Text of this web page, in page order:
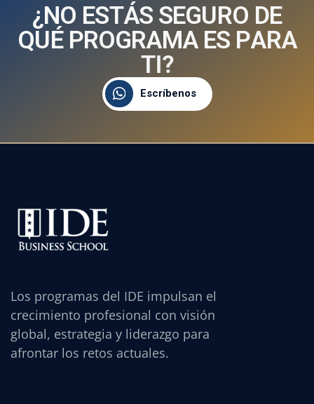
¿NO ESTÁS SEGURO DE
QUÉ PROGRAMA ES PARA
TI?
Escríbenos
Los programas del IDE impulsan el
crecimiento profesional con visión
global, estrategia y liderazgo para
afrontar los retos actuales.